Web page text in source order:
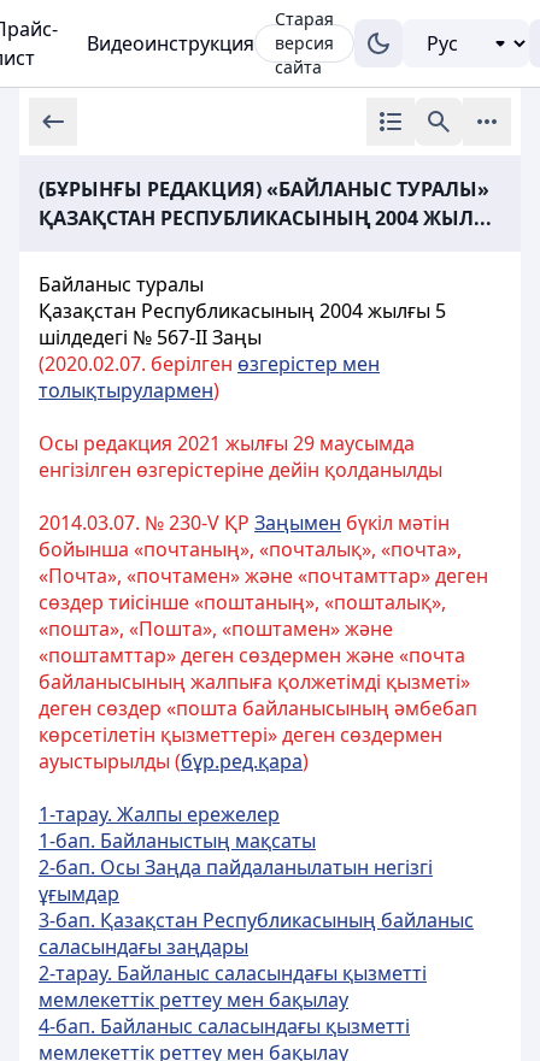
Видеоинструкция
Старая
версия
сайта
(БҰРЫНҒЫ РЕДАКЦИЯ) «БАЙЛАНЫС ТУРАЛЫ»
ҚАЗАҚСТАН РЕСПУБЛИКАСЫНЫҢ 2004 ЖЫЛ...
Байланыс туралы
Қазақстан Республикасының 2004 жылғы 5
шілдедегі № 567-IIЗаңы
(2020.02.07. берілген өзгерістер мен
толықтырулармен)
Осы редакция 2021 жылғы 29 маусымда
енгізілген өзгерістеріне дейін қолданылды
2014.03.07. № 230-V ҚР Заңымен бүкіл мәтін
бойынша «почтаның», «почталық», «почта»,
«Почта», «почтамен» және «почтамттар» деген
сөздер тиісінше «поштаның», «пошталық»,
«пошта», «Пошта», «поштамен» және
«поштамттар» деген сөздермен және «почта
байланысының жалпыға қолжетімді қызметі»
деген сөздер «пошта байланысының әмбебап
көрсетілетін қызметтері» деген сөздермен
ауыстырылды (бұр.ред.қара)
1-тарау. Жалпы ережелер
1-бап. Байланыстың мақсаты
2-бап. Осы Заңда пайдаланылатын негізгі
ұғымдар
3-бап. Қазақстан Республикасының байланыс
саласындағы заңдары
2-тарау. Байланыс саласындағы қызметті
мемлекеттік реттеу мен бақылау
4-бап. Байланыс саласындағы қызметті
мемлекеттік реттеу мен бақылау